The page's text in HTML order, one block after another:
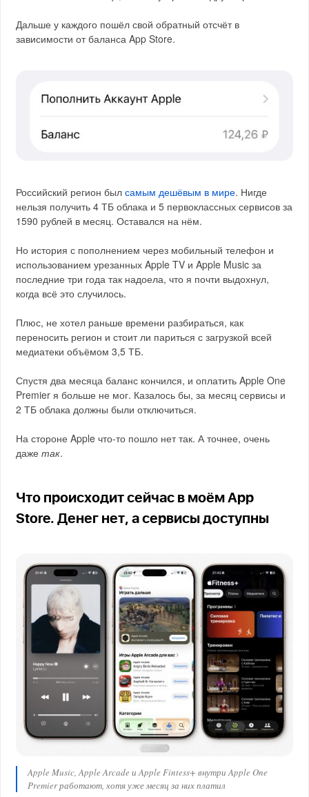
Дальше у каждого пошёл свой обратный отсчёт в
зависимости от баланса App Store.
Российский регион былсамым дешёвым в мире. Нигде
нельзя получить 4 ТБ облака и 5 первоклассных сервисов за
1590 рублей в месяц. Оставался на нём.
Но история с пополнением через мобильный телефон и
использованием урезанных Apple TV и Apple Music за
последние три года так надоела, что я почти выдохнул,
когда всё это случилось.
Плюс, не хотел раньше времени разбираться, как
переносить регион и стоит ли париться с загрузкой всей
медиатеки объёмом 3,5 ТБ.
Спустя два месяца баланс кончился, и оплатить Apple One
Premier я больше не мог. Казалось бы, за месяц сервисы и
2 ТБ облака должны были отключиться.
На стороне Apple что-то пошло нет так. А точнее, очень
дажетак.
Что происходит сейчас в моём App
Store. Денег нет, а сервисы доступны
Apple Music, Apple Arcade и Apple Fintess+ внутри Apple One
Premier работают, хотя уже месяц за них платил